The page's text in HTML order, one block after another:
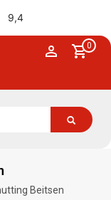
0
Beitsen